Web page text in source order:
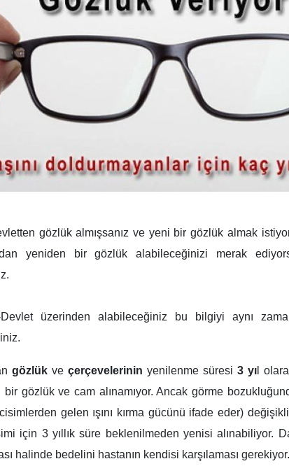
gözlük almışsanız ve yeni bir gözlük almak
yeniden bir gözlük alabileceğinizi merak
Devlet üzerinden alabileceğiniz bu bilgiyi aynı
gözlükve çerçevelerinin yenilenme süresi3 yı l
bir gözlük ve cam alınamıyor. Ancak görme
gelen ışını kırma gücünü ifade eder)
için 3 yıllık süre beklenilmeden yenisi alınabiliyor.
halinde bedelini hastanın kendisi karşılaması gerekiyor.